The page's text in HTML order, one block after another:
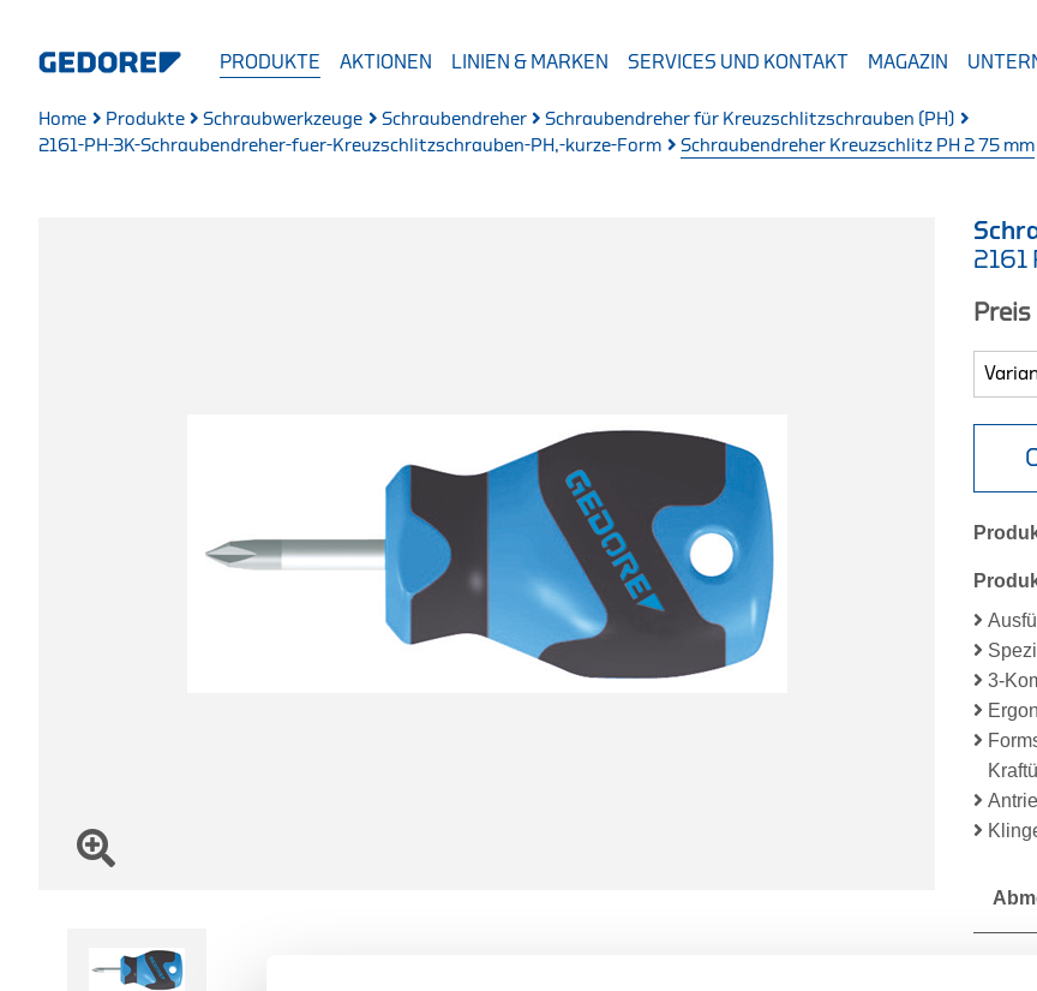
PRODUKTE AKTIONEN LINIEN & MARKEN SERVICES UND KONTAKT MAGAZIN
Home Produkte Schraubwerkzeuge Schraubendreher
Schraubendreher für Kreuzschlitzschrauben (PH)
2161-PH-3K-Schraubendreher-fuer-Kreuzschlitzschrauben-PH,-kurze-Form
Schraubendreher Kreuzschlitz PH 2 75 mm
2161
3-